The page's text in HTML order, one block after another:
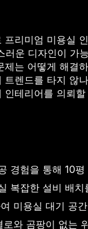
리미엄 미용실
러운 디자인이 가
제는 어떻게 해결
트렌드를 타지 않
테리어를 의뢰
경험을 통해 10
복잡한 설비 배
미용실 대기 공
와 곰팡이 없는